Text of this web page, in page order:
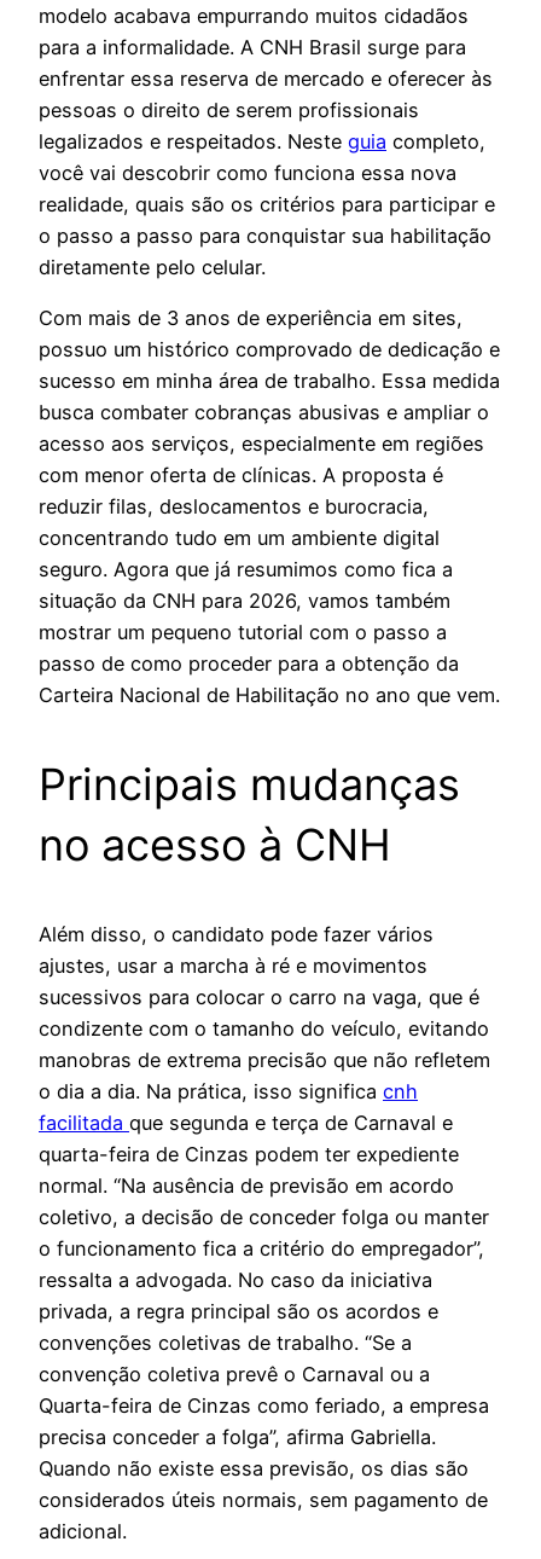
modelo acabava empurrando muitos cidadãos
para a informalidade. A CNH Brasil surge para
enfrentar essa reserva de mercado e oferecer às
pessoas o direito de serem profissionais
legalizados e respeitados. Neste guia completo,
você vai descobrir como funciona essa nova
realidade, quais são os critérios para participar e
o passo a passo para conquistar sua habilitação
diretamente pelo celular.
Com mais de 3 anos de experiência em sites,
possuo um histórico comprovado de dedicação e
sucesso em minha área de trabalho. Essa medida
busca combater cobranças abusivas e ampliar o
acesso aos serviços, especialmente em regiões
com menor oferta de clínicas. A proposta é
reduzir filas, deslocamentos e burocracia,
concentrando tudo em um ambiente digital
seguro. Agora que já resumimos como fica a
situação da CNH para 2026, vamos também
mostrar um pequeno tutorial com o passo a
passo de como proceder para a obtenção da
Carteira Nacional de Habilitação no ano que vem.
Principais mudanças
no acesso à CNH
Além disso, o candidato pode fazer vários
ajustes, usar a marcha à ré e movimentos
sucessivos para colocar o carro na vaga, que é
condizente com o tamanho do veículo, evitando
manobras de extrema precisão que não refletem
o dia a dia. Na prática, isso significa cnh
facilitada que segunda e terça de Carnaval e
quarta-feira de Cinzas podem ter expediente
normal. “Na ausência de previsão em acordo
coletivo, a decisão de conceder folga ou manter
o funcionamento fica a critério do empregador”,
ressalta a advogada. No caso da iniciativa
privada, a regra principal são os acordos e
convenções coletivas de trabalho. “Se a
convenção coletiva prevê o Carnaval ou a
Quarta-feira de Cinzas como feriado, a empresa
precisa conceder a folga”, afirma Gabriella.
Quando não existe essa previsão, os dias são
considerados úteis normais, sem pagamento de
adicional.